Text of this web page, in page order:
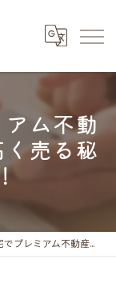
ム不動
売る秘
産売却の巽北物件を高く売る秘訣を徹底解説！